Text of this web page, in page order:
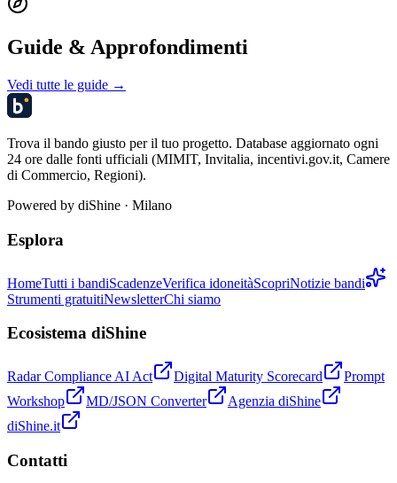
Guide & Approfondimenti
Vedi tutte le guide →
Trova il bando giusto per il tuo progetto. Database aggiornato ogni
24 ore dalle fonti ufficiali (MIMIT, Invitalia, incentivi.gov.it, Camere
di Commercio, Regioni).
Powered by diShine · Milano
Esplora
HomeTutti i bandiScadenzeVerifica idoneitàScopriNotizie bandi
Strumenti gratuitiNewsletterChi siamo
Ecosistema diShine
Radar Compliance AI Act Digital Maturity Scorecard
Prompt
Workshop
MD/JSON Converter
Agenzia diShine
diShine.it
Contatti